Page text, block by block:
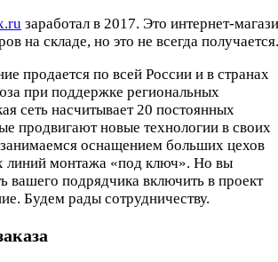
заработал в 2017. Это интернет-
на складе, но это не всегда
продается по всей России и в странах
при поддержке региональных
сеть насчитывает 20 постоянных
продвигают новые технологии в своих
оснащением больших цехов
линий монтажа «под ключ». Но вы
вашего подрядчика включить в проект
Будем рады сотрудничеству.